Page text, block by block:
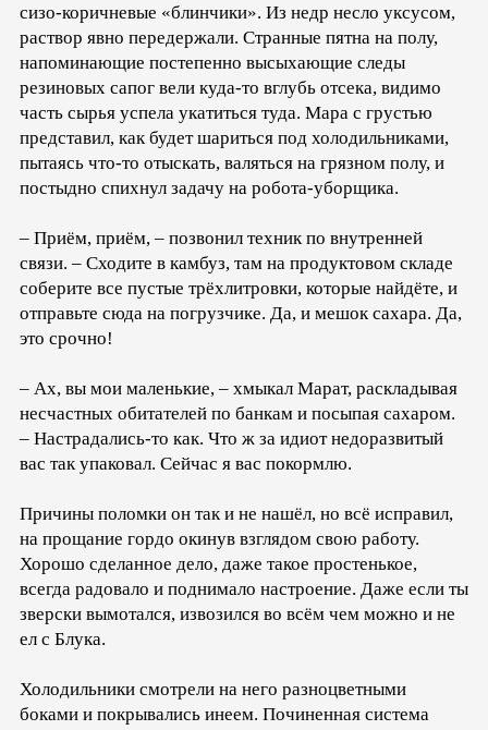
сизо-коричневые «блинчики». Из недр несло уксусом,
раствор явно передержали. Странные пятна на полу,
напоминающие постепенно высыхающие следы
резиновых сапог вели куда-то вглубь отсека, видимо
часть сырья успела укатиться туда. Мара с грустью
представил, как будет шариться под холодильниками,
пытаясь что-то отыскать, валяться на грязном полу, и
постыдно спихнул задачу на робота-уборщика.
– Приём, приём, – позвонил техник по внутренней
связи. – Сходите в камбуз, там на продуктовом складе
соберите все пустые трёхлитровки, которые найдёте, и
отправьте сюда на погрузчике. Да, и мешок сахара. Да,
это срочно!
– Ах, вы мои маленькие, – хмыкал Марат, раскладывая
несчастных обитателей по банкам и посыпая сахаром.
– Настрадались-то как. Что ж за идиот недоразвитый
вас так упаковал. Сейчас я вас покормлю.
Причины поломки он так и не нашёл, но всё исправил,
на прощание гордо окинув взглядом свою работу.
Хорошо сделанное дело, даже такое простенькое,
всегда радовало и поднимало настроение. Даже если ты
зверски вымотался, извозился во всём чем можно и не
ел с Блука.
Холодильники смотрели на него разноцветными
боками и покрывались инеем. Починенная система